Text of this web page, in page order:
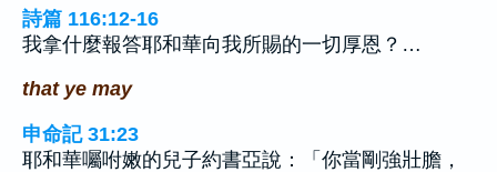
詩篇 116:12-16
我拿什麼報答耶和華向我所賜的一切厚恩？…
that ye may
申命記 31:23
耶和華囑咐嫩的兒子約書亞說：「你當剛強壯膽，